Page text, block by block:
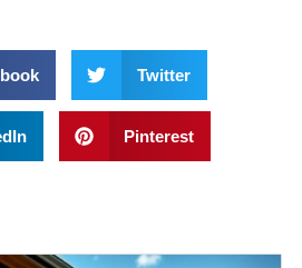
Twitter
Pinterest